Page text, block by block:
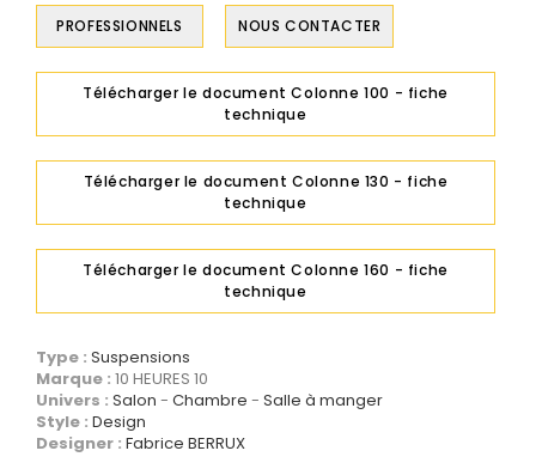
PROFESSIONNELS NOUS CONTACTER
Télécharger le document Colonne 100 - fiche
technique
Télécharger le document Colonne 130 - fiche
technique
Télécharger le document Colonne 160 - fiche
technique
Type : Suspensions
Marque : 10 HEURES 10
Univers : Salon Chambre
Salle à manger
Style : Design
Designer : Fabrice BERRUX